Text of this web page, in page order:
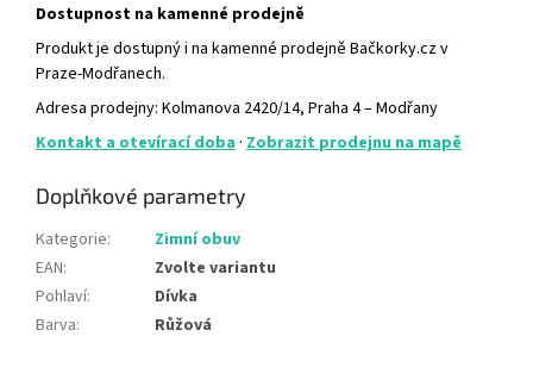
Dostupnost na kamenné prodejně
Produkt je dostupný i na kamenné prodejně Bačkorky.cz v
Praze-Modřanech.
Adresa prodejny: Kolmanova 2420/14, Praha 4 – Modřany
Kontakt a otevírací doba · Zobrazit prodejnu na mapě
Doplňkové parametry
Kategorie:
Zimní obuv
EAN:
Zvolte variantu
Pohlaví:
Dívka
Barva: Růžová